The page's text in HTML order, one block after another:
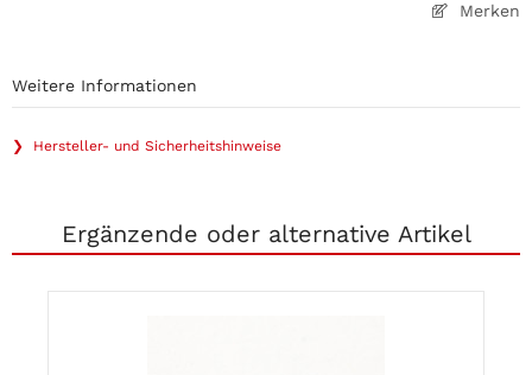
Merken
Weitere Informationen
❯ Hersteller- und Sicherheitshinweise
Ergänzende oder alternative Artikel